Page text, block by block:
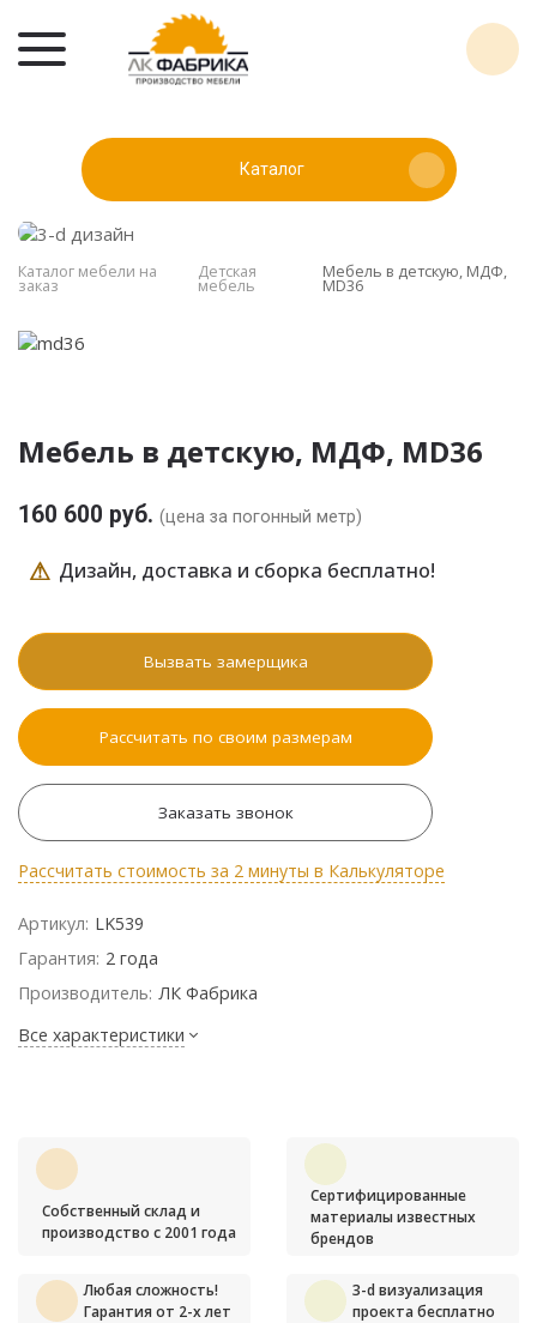
Каталог
Каталог мебели на
заказ
Детская
мебель
Мебель в детскую, МДФ,
MD36
Мебель в детскую, МДФ, MD36
160 600 руб. (цена за погонный метр)
⚠ Дизайн, доставка и сборка бесплатно!
Вызвать замерщика
Рассчитать по своим размерам
Заказать звонок
Рассчитать стоимость за 2 минуты в Калькуляторе
Артикул: LK539
Гарантия: 2 года
Производитель: ЛК Фабрика
Все характеристики
Собственный склад и
производство с 2001 года
Сертифицированные
материалы известных
брендов
Любая сложность!
Гарантия от 2-х лет
3-d визуализация
проекта бесплатно